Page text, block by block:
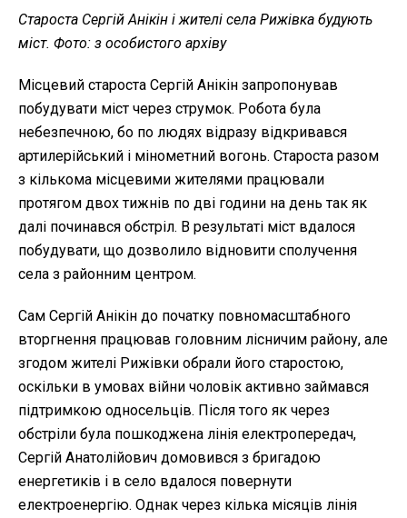
Староста Сергій Анікін​​​​​​​ і жителі села Рижівка будують
міст. Фото: з особистого архіву
Місцевий староста Сергій Анікін запропонував
побудувати міст через струмок. Робота була
небезпечною, бо по людях відразу відкривався
артилерійський і мінометний вогонь. Староста разом
з кількома місцевими жителями працювали
протягом двох тижнів по дві години на день так як
далі починався обстріл. В результаті міст вдалося
побудувати, що дозволило відновити сполучення
села з районним центром.
Сам Сергій Анікін до початку повномасштабного
вторгнення працював головним лісничим району, але
згодом жителі Рижівки обрали його старостою,
оскільки в умовах війни чоловік активно займався
підтримкою односельців. Після того як через
обстріли була пошкоджена лінія електропередач,
Сергій Анатолійович домовився з бригадою
енергетиків і в село вдалося повернути
електроенергію. Однак через кілька місяців лінія